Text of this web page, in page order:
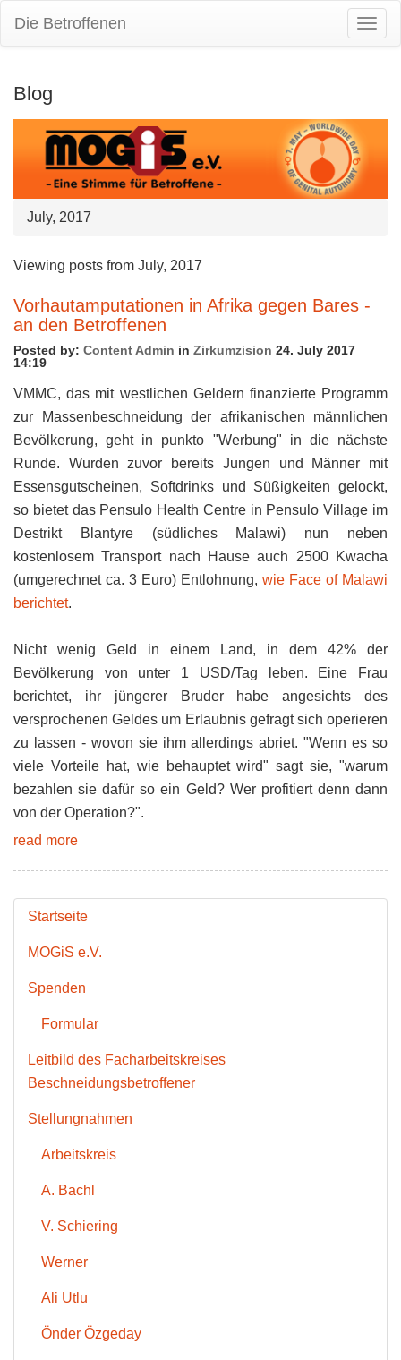
Die Betroffenen
Blog
July, 2017
Viewing posts from July, 2017
Vorhautamputationen in Afrika gegen Bares -
an den Betroffenen
Posted by: Content Admin in Zirkumzision 24. July 2017
14:19
VMMC, das mit westlichen Geldern finanzierte Programm
zur Massenbeschneidung der afrikanischen männlichen
Bevölkerung, geht in punkto "Werbung" in die nächste
Runde. Wurden zuvor bereits Jungen und Männer mit
Essensgutscheinen, Softdrinks und Süßigkeiten gelockt,
so bietet das Pensulo Health Centre in Pensulo Village im
Destrikt Blantyre (südliches Malawi) nun neben
kostenlosem Transport nach Hause auch 2500 Kwacha
(umgerechnet ca. 3 Euro) Entlohnung, wie Face of Malawi
berichtet.
Nicht wenig Geld in einem Land, in dem 42% der
Bevölkerung von unter 1 USD/Tag leben. Eine Frau
berichtet, ihr jüngerer Bruder habe angesichts des
versprochenen Geldes um Erlaubnis gefragt sich operieren
zu lassen - wovon sie ihm allerdings abriet. "Wenn es so
viele Vorteile hat, wie behauptet wird" sagt sie, "warum
bezahlen sie dafür so ein Geld? Wer profitiert denn dann
von der Operation?".
read more
Startseite
MOGiS e.V.
Spenden
Formular
Leitbild des Facharbeitskreises
Beschneidungsbetroffener
Stellungnahmen
Arbeitskreis
A. Bachl
V. Schiering
Werner
Ali Utlu
Önder Özgeday